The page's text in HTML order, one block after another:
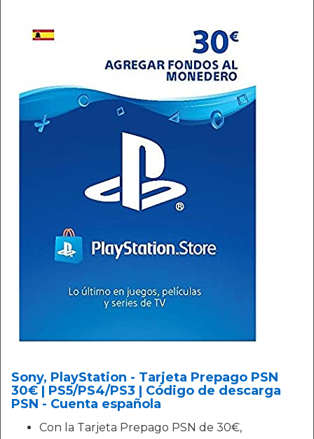
Sony, PlayStation - Tarjeta Prepago PSN
30€ | PS5/PS4/PS3 | Código de descarga
PSN - Cuenta española
Con la Tarjeta Prepago PSN de 30€,